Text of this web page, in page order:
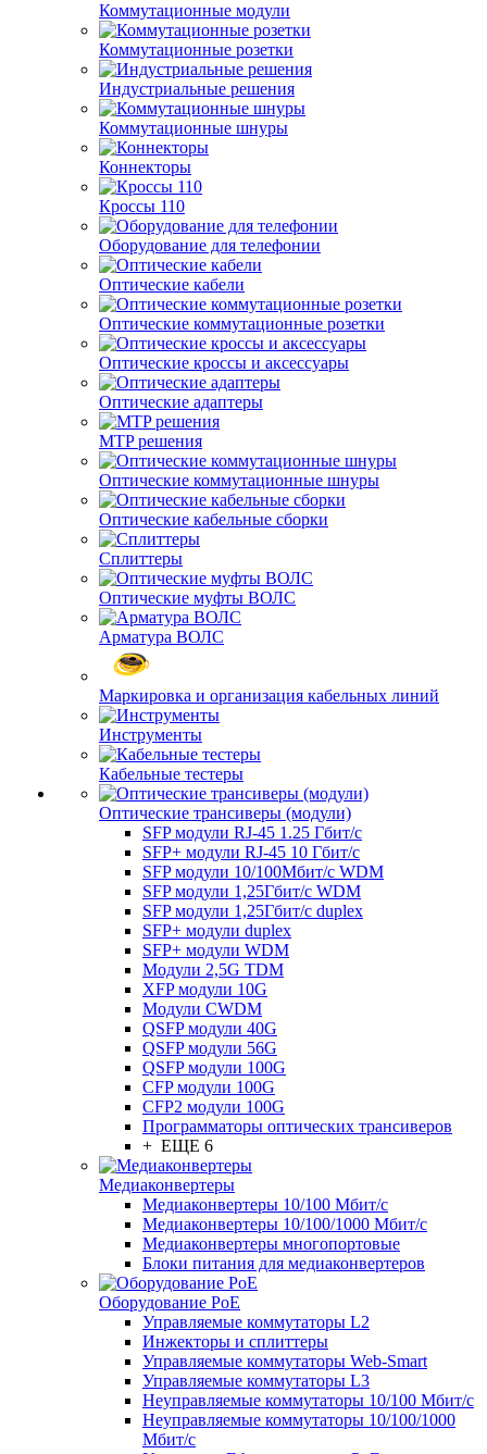
Коммутационные модули
Коммутационные розетки
Индустриальные решения
Коммутационные шнуры
Коннекторы
Кроссы 110
Оборудование для телефонии
Оптические кабели
Оптические коммутационные розетки
Оптические кроссы и аксессуары
Оптические адаптеры
MTP решения
Оптические коммутационные шнуры
Оптические кабельные сборки
Сплиттеры
Оптические муфты ВОЛС
Арматура ВОЛС
Маркировка и организация кабельных линий
Инструменты
Кабельные тестеры
Оптические трансиверы (модули)
SFP модули RJ-45 1.25 Гбит/c
SFP+ модули RJ-45 10 Гбит/c
SFP модули 10/100Мбит/с WDM
SFP модули 1,25Гбит/с WDM
SFP модули 1,25Гбит/с duplex
SFP+ модули duplex
SFP+ модули WDM
Модули 2,5G TDM
XFP модули 10G
Модули CWDM
QSFP модули 40G
QSFP модули 56G
QSFP модули 100G
CFP модули 100G
CFP2 модули 100G
Программаторы оптических трансиверов
+ ЕЩЕ 6
Медиаконвертеры
Медиаконвертеры 10/100 Мбит/с
Медиаконвертеры 10/100/1000 Мбит/c
Медиаконвертеры многопортовые
Блоки питания для медиаконвертеров
Оборудование PoE
Управляемые коммутаторы L2
Инжекторы и сплиттеры
Управляемые коммутаторы Web-Smart
Управляемые коммутаторы L3
Неуправляемые коммутаторы 10/100 Мбит/с
Неуправляемые коммутаторы 10/100/1000
Мбит/с